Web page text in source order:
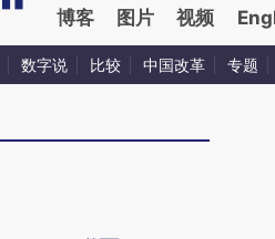
博客 图片 视频
数字说 比较 中国改革 专题